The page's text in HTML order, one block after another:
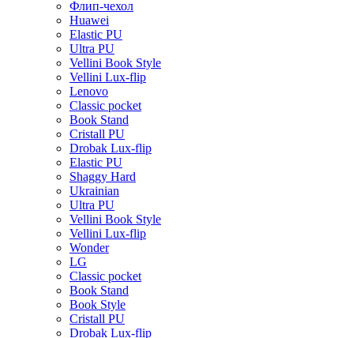
Флип-чехол
Huawei
Elastic PU
Ultra PU
Vellini Book Style
Vellini Lux-flip
Lenovo
Classic pocket
Book Stand
Cristall PU
Drobak Lux-flip
Elastic PU
Shaggy Hard
Ukrainian
Ultra PU
Vellini Book Style
Vellini Lux-flip
Wonder
LG
Classic pocket
Book Stand
Book Style
Cristall PU
Drobak Lux-flip